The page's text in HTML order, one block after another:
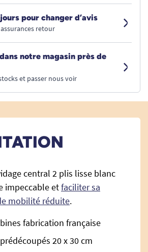
pour changer d’avis
retour
notre magasin près de
et passer nous voir
central 2 plis lisse blanc
impeccable etfaciliter sa
mobilité réduite.
fabrication française
20 x 30 cm